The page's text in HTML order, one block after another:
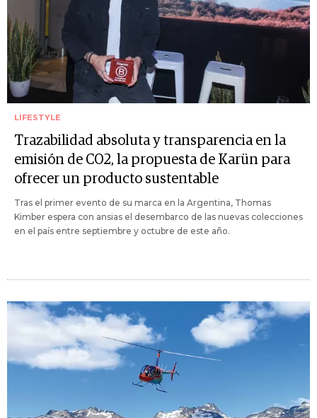
LIFESTYLE
Trazabilidad absoluta y transparencia en la
emisión de CO2, la propuesta de Karün para
ofrecer un producto sustentable
Tras el primer evento de su marca en la Argentina, Thomas
Kimber espera con ansias el desembarco de las nuevas colecciones
en el país entre septiembre y octubre de este año.